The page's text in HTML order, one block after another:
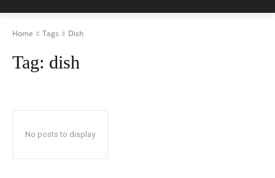
Home Tags Dish
Tag: dish
No posts to display